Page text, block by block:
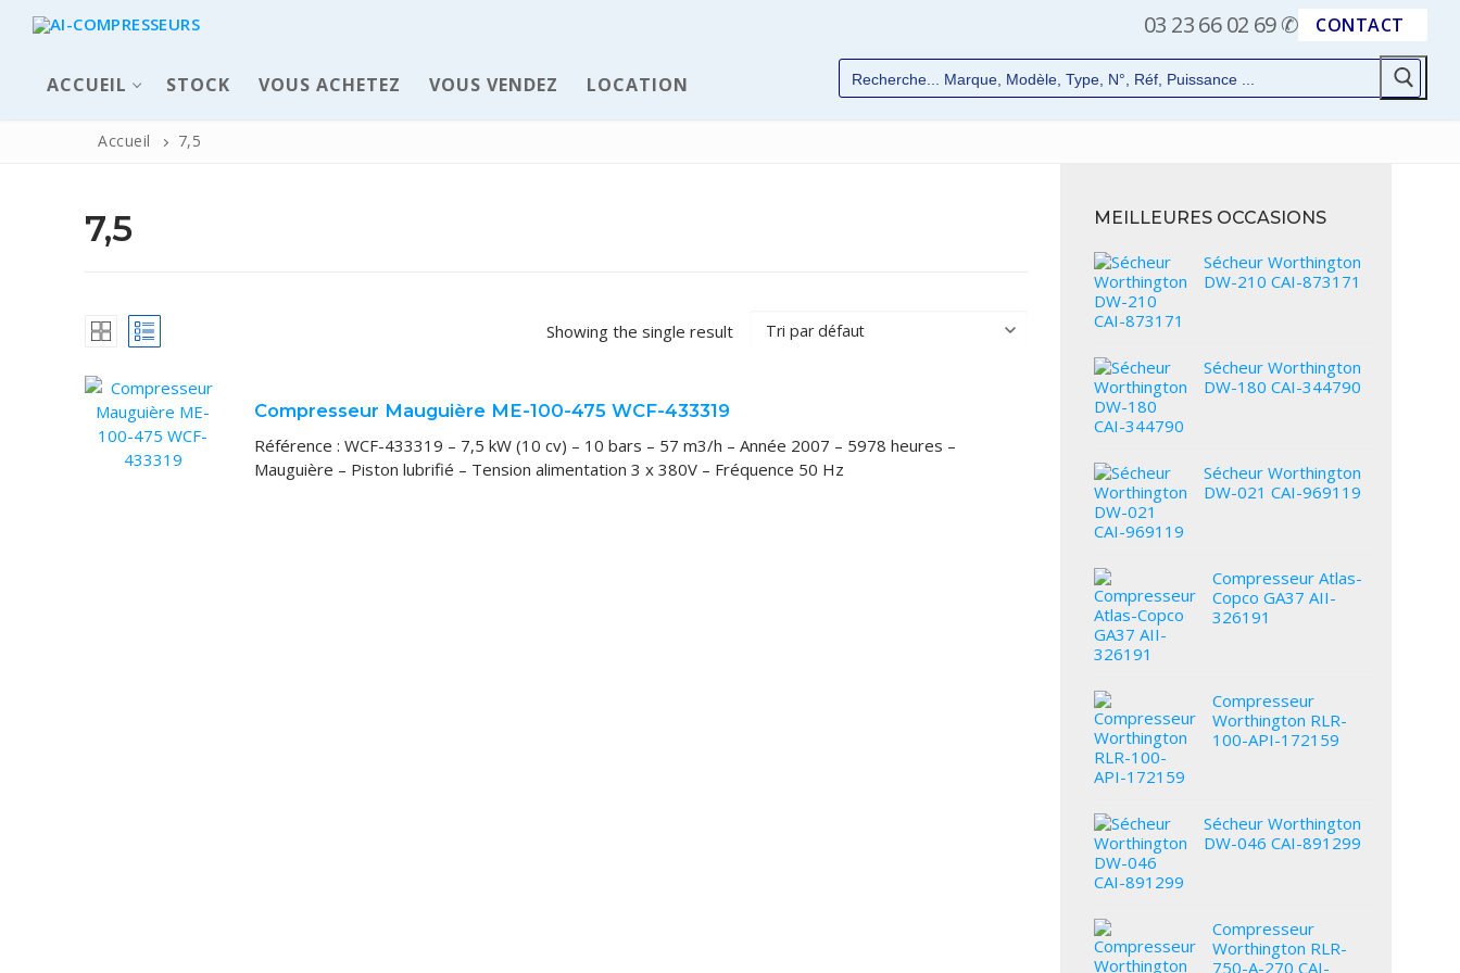
03 23 66 02 69✆ CONTACT
ACCUEIL STOCK VOUS ACHETEZ VOUS VENDEZ LOCATION
Pièces détachées
Automatisme Industrie
Accueil 7,5
7,5
Showing the single result
Compresseur Mauguière ME-100-475 WCF-433319
Référence : WCF-433319 – 7,5 kW (10 cv) – 10 bars – 57 m3/h – Année 2007 – 5978 heures –
Mauguière – Piston lubrifié – Tension alimentation 3 x 380V – Fréquence 50 Hz
MEILLEURES OCCASIONS
Sécheur Worthington
DW-210 CAI-873171
Sécheur Worthington
DW-180 CAI-344790
Sécheur Worthington
DW-021 CAI-969119
Compresseur Atlas-
Copco GA37 AII-
326191
Compresseur
Worthington RLR-
100-API-172159
Sécheur Worthington
DW-046 CAI-891299
Compresseur
Worthington RLR-
750-A-270 CAI-